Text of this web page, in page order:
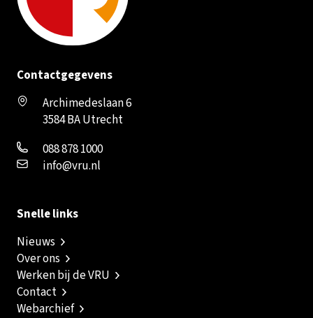
Contactgegevens
Archimedeslaan 6
3584 BA Utrecht
088 878 1000
info@vru.nl
Snelle links
Nieuws
Over ons
Werken bij de VRU
Contact
Webarchief